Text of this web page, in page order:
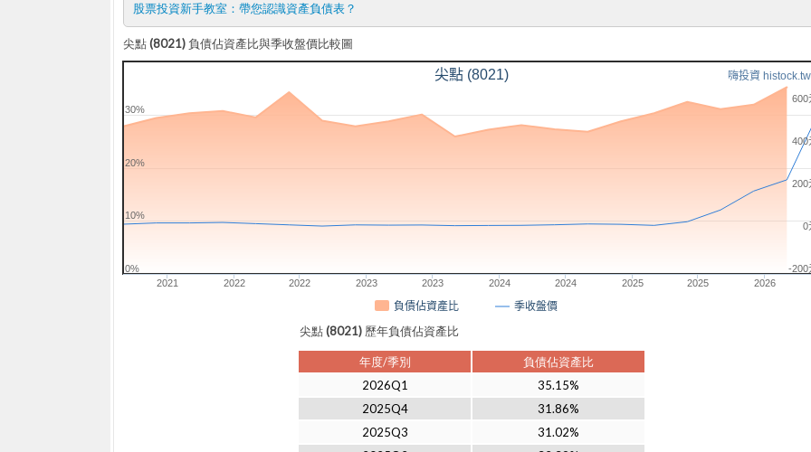
股票投資新手教室： 帶您認識資產負債表？
尖點 (8021) 負債佔資產比與季收盤價比較圖
尖點 (8021) 嗨投資 histock.tw
負債佔資產比 季收盤價
2021 2022 2022 2023 2023 2024 2024 2025 2025 2026
0%
10%
20%
30%
-200
0
200
400
600
尖點 (8021) 歷年負債佔資產比
年度/季別
負債佔資產比
2026Q1
35.15%
2025Q4
31.86%
2025Q3
31.02%